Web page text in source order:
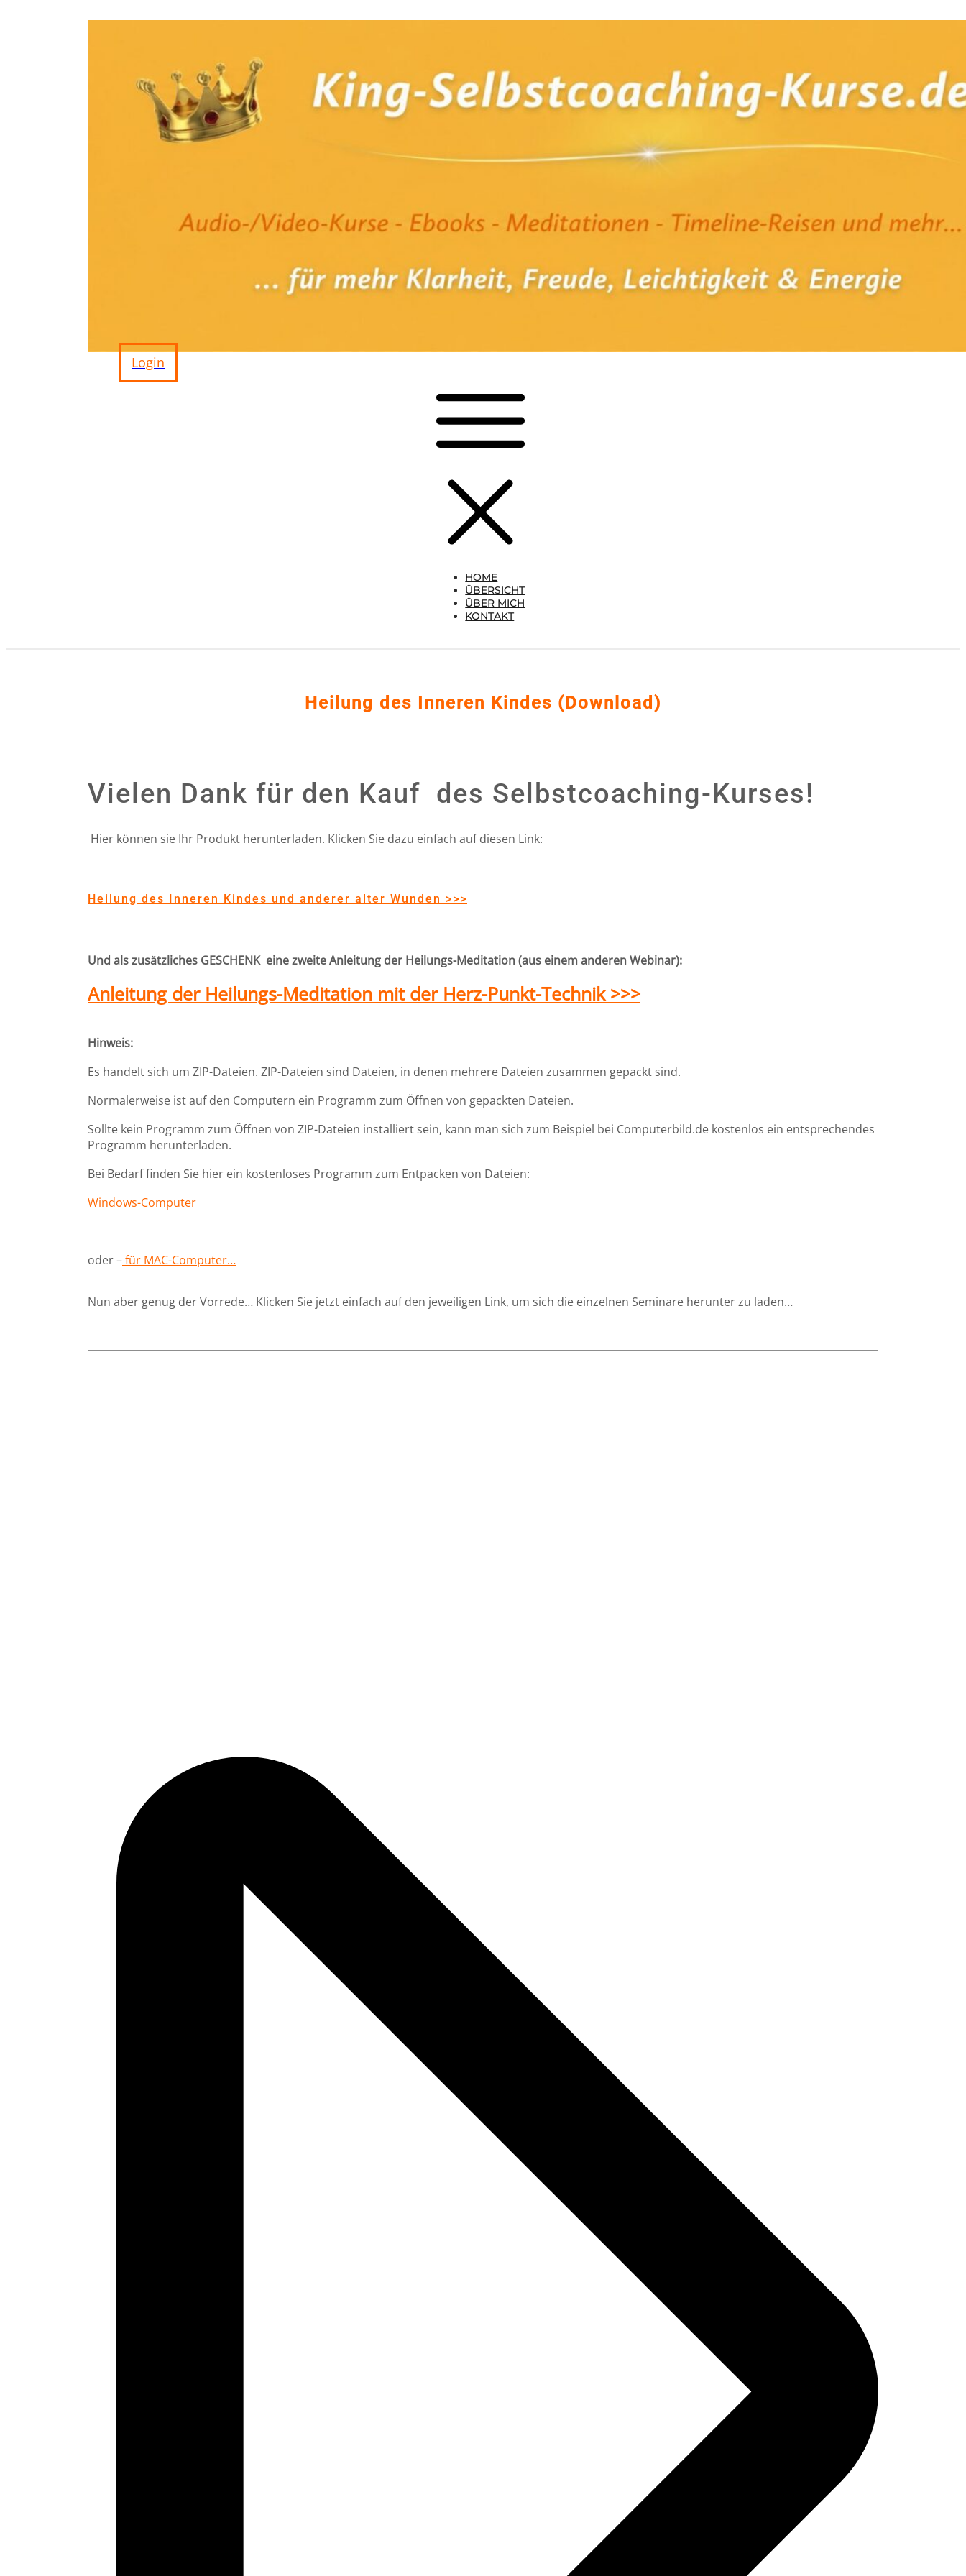
HOME
ÜBERSICHT
ÜBER MICH
KONTAKT
Login
Heilung des Inneren Kindes (Download)
Vielen Dank für den Kauf des Selbstcoaching-Kurses!
Hier können sie Ihr Produkt herunterladen. Klicken Sie dazu einfach auf diesen Link:
Heilung des Inneren Kindes und anderer alter Wunden >>>
Und als zusätzliches GESCHENK eine zweite Anleitung der Heilungs-Meditation (aus einem anderen Webinar):
Anleitung der Heilungs-Meditation mit der Herz-Punkt-Technik >>>
Hinweis:
Es handelt sich um ZIP-Dateien. ZIP-Dateien sind Dateien, in denen mehrere Dateien zusammen gepackt sind.
Normalerweise ist auf den Computern ein Programm zum Öffnen von gepackten Dateien.
Sollte kein Programm zum Öffnen von ZIP-Dateien installiert sein, kann man sich zum Beispiel bei Computerbild.de kostenlos ein entsprechendes
Programm herunterladen.
Bei Bedarf finden Sie hier ein kostenloses Programm zum Entpacken von Dateien:
Windows-Computer
oder –für MAC-Computer…
Nun aber genug der Vorrede… Klicken Sie jetzt einfach auf den jeweiligen Link, um sich die einzelnen Seminare herunter zu laden…